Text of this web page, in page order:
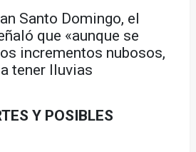
Santo Domingo, el
que «aunque se
incrementos nubosos,
tener lluvias
Y POSIBLES